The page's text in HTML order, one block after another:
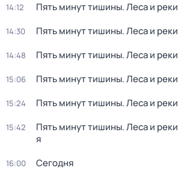
14:12 Пять минут тишины. Леса и реки
14:30 Пять минут тишины. Леса и реки
14:48 Пять минут тишины. Леса и реки
15:06 Пять минут тишины. Леса и реки
15:24 Пять минут тишины. Леса и реки
15:42 Пять минут тишины. Леса и реки
я
16:00 Сегодня